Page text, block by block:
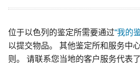
位于以色列的鉴定所需要通过“我的
以提交物品。 其他鉴定所和服务中
则。 请联系您当地的客户服务代表